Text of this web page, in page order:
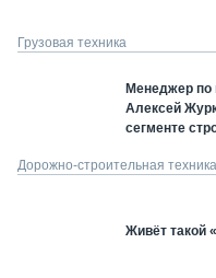
Грузовая техника
Менеджер по
Алексей
сегменте
ожидания
Дорожно-строительная техника
Живёт такой